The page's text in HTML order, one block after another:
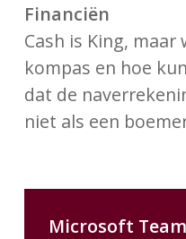
Financiën
Cash is King,
kompas en hoe
dat de
niet als een
Microsoft